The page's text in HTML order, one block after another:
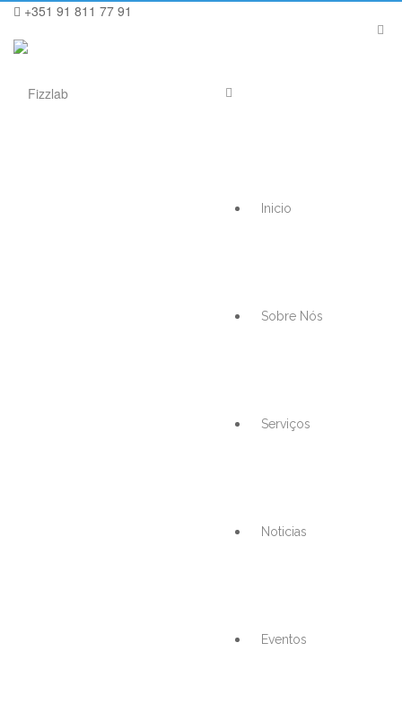
+351 91 811 77 91
Inicio
Sobre Nós
Serviços
Noticias
Eventos